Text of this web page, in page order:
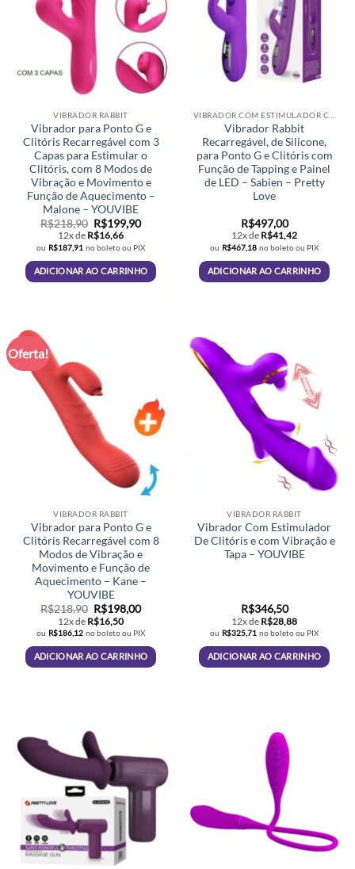
VIBRADOR RABBIT
Vibrador para Ponto G e
Clitóris Recarregável com 3
Capas para Estimular o
Clitóris, com 8 Modos de
Vibração e Movimento e
Função de Aquecimento –
Malone – YOUVIBE
R$218,90 O
preço
original
era:
R$218,90.
R$199,90O
atual
é:
R$199,90.
12x de R$16,66
ou R$187,91 no boleto ou PIX
ADICIONAR AO CARRINHO
Vibrador Rabbit
Recarregável, de Silicone,
para Ponto G e Clitóris com
Função de Tapping e Painel
de LED – Sabien – Pretty
Love
R$497,00
12x de R$41,42
ou R$467,18 no boleto ou PIX
ADICIONAR AO CARRINHO
Oferta!
VIBRADOR RABBIT
Vibrador para Ponto G e
Clitóris Recarregável com 8
Modos de Vibração e
Movimento e Função de
Aquecimento – Kane –
YOUVIBE
R$218,90 O
preço
original
era:
R$218,90.
R$198,00O
atual
é:
R$198,00.
12x de R$16,50
ou R$186,12 no boleto ou PIX
ADICIONAR AO CARRINHO
VIBRADOR RABBIT
Vibrador Com Estimulador
De Clitóris e com Vibração e
Tapa – YOUVIBE
R$346,50
12x de R$28,88
ou R$325,71 no boleto ou PIX
ADICIONAR AO CARRINHO